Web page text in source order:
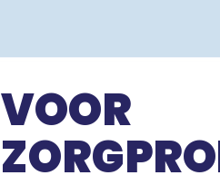
VOOR